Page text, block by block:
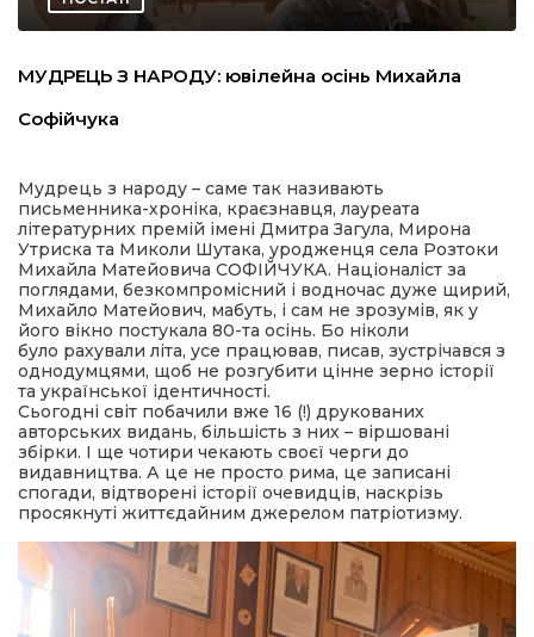
вісті
голос гірського краю
МУДРЕЦЬ З НАРОДУ: ювілейна осінь Михайла
Софійчука
Мудрець з народу – саме так називають
письменника-хроніка, краєзнавця, лауреата
літературних премій імені Дмитра Загула, Мирона
Утриска та Миколи Шутака, уродженця села Розтоки
Михайла Матейовича СОФІЙЧУКА. Націоналіст за
поглядами, безкомпромісний і водночас дуже щирий,
Михайло Матейович, мабуть, і сам не зрозумів, як у
його вікно постукала 80-та осінь. Бо ніколи
було рахували літа, усе працював, писав, зустрічався з
однодумцями, щоб не розгубити цінне зерно історії
та української ідентичності.
Сьогодні світ побачили вже 16 (!) друкованих
авторських видань, більшість з них – віршовані
збірки. І ще чотири чекають своєї черги до
видавництва. А це не просто рима, це записані
спогади, відтворені історії очевидців, наскрізь
просякнуті життєдайним джерелом патріотизму.